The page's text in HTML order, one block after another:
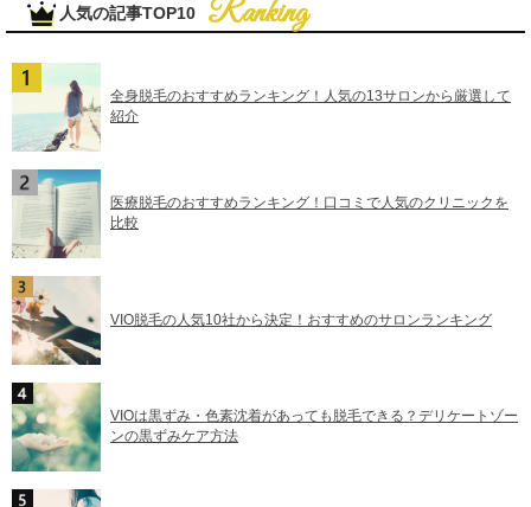
人気の記事TOP10
全身脱毛のおすすめランキング！人気の13サロンから厳選して
紹介
医療脱毛のおすすめランキング！口コミで人気のクリニックを
比較
VIO脱毛の人気10社から決定！おすすめのサロンランキング
VIOは黒ずみ・色素沈着があっても脱毛できる？デリケートゾー
ンの黒ずみケア方法